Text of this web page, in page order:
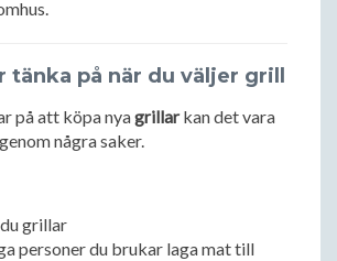
tänka på när du väljer grill
på att köpa nyagrillarkan det vara
några saker.
grillar
personer du brukar laga mat till